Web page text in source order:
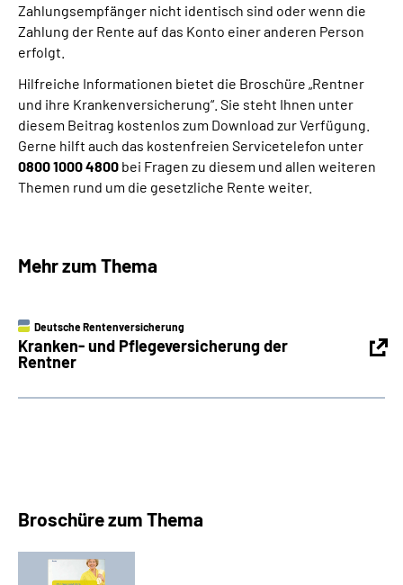
Zahlungsempfänger nicht identisch sind oder wenn die
Zahlung der Rente auf das Konto einer anderen Person
erfolgt.
Hilfreiche Informationen bietet die Broschüre „Rentner
und ihre Krankenversicherung“. Sie steht Ihnen unter
diesem Beitrag kostenlos zum Download zur Verfügung.
Gerne hilft auch das kostenfreien Servicetelefon unter
0800 1000 4800 bei Fragen zu diesem und allen weiteren
Themen rund um die gesetzliche Rente weiter.
Mehr zum Thema
Deutsche Rentenversicherung
Kranken- und Pflegeversicherung der
Rentner
Broschüre zum Thema